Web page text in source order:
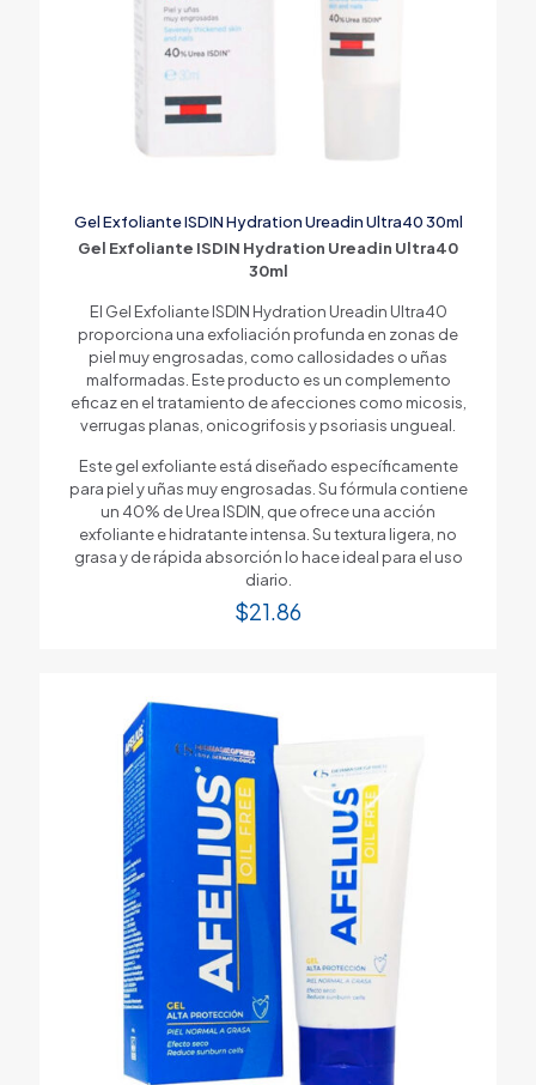
Gel Exfoliante ISDIN Hydration Ureadin Ultra40 30ml
Gel Exfoliante ISDIN Hydration Ureadin Ultra40
30ml
El Gel Exfoliante ISDIN Hydration Ureadin Ultra40
proporciona una exfoliación profunda en zonas de
piel muy engrosadas, como callosidades o uñas
malformadas. Este producto es un complemento
eficaz en el tratamiento de afecciones como micosis,
verrugas planas, onicogrifosis y psoriasis ungueal.
Este gel exfoliante está diseñado específicamente
para piel y uñas muy engrosadas. Su fórmula contiene
un 40% de Urea ISDIN, que ofrece una acción
exfoliante e hidratante intensa. Su textura ligera, no
grasa y de rápida absorción lo hace ideal para el uso
diario.
$21.86